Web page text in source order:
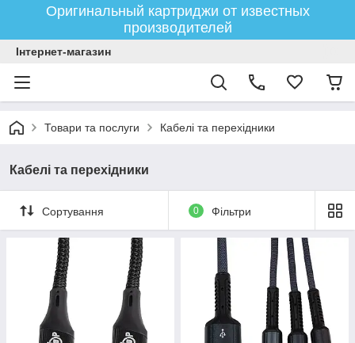
Оригинальный картриджи от известных
производителей
Інтернет-магазин
Товари та послуги Кабелі та перехідники
Кабелі та перехідники
Сортування 0 Фільтри